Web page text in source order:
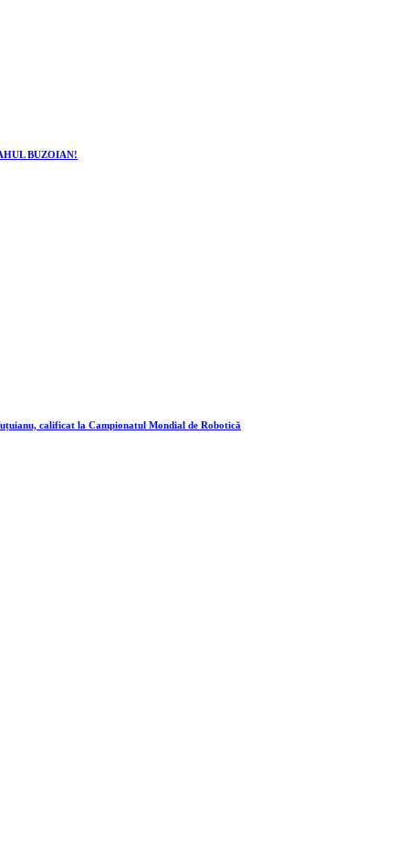
BUZOIAN!
calificat la Campionatul Mondial de Robotică